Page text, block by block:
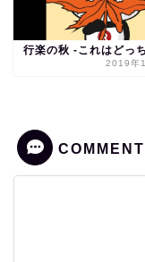
行楽の秋 -これはどっ
2019年
COMMENT